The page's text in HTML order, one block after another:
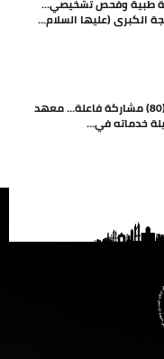
خدمة طبية وفحص تشخيصي…
(عليها السلام...
بـ(18) مشروعاً نوعياً و(80) مشاركة فاعلة… معهد
خدماته في...